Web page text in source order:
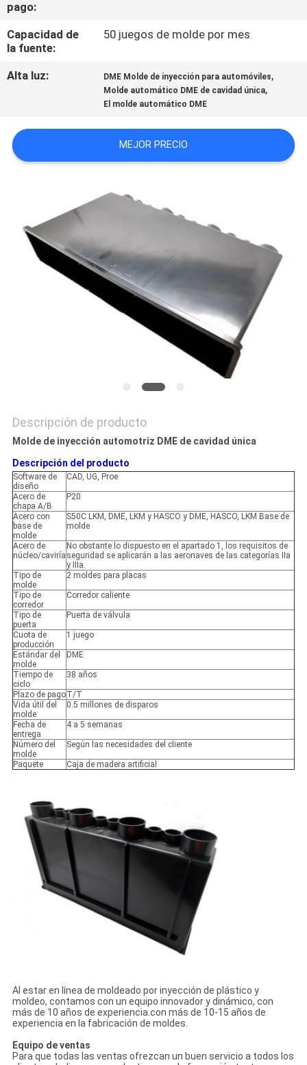
CONTACTO
CON
PIDA
NOTICIAS
pago:
Capacidad de
la fuente:
50 juegos de molde por mes
Alta luz: DME Molde de inyección para automóviles,
Molde automático DME de cavidad única,
El molde automático DME
MEJOR PRECIO
Descripción de producto
Molde de inyección automotriz DME de cavidad única
Descripción del producto
Software de
diseño
CAD, UG, Proe
Acero de
chapa A/B
P20
Acero con
base de
molde
S50C LKM, DME, LKM y HASCO y DME, HASCO, LKM Base de
molde
Acero de
núcleo/caviría
No obstante lo dispuesto en el apartado 1, los requisitos de
seguridad se aplicarán a las aeronaves de las categorías IIa
y IIIa.
Tipo de
molde
2 moldes para placas
Tipo de
corredor
Corredor caliente
Tipo de
puerta
Puerta de válvula
Cuota de
producción
1 juego
Estándar del
molde
DME
Tiempo de
ciclo
38 años
Plazo de pagoT/T
Vida útil del
molde
0.5 millones de disparos
Fecha de
entrega
4 a 5 semanas
Número del
molde
Según las necesidades del cliente
Paquete Caja de madera artificial
Al estar en línea de moldeado por inyección de plástico y
moldeo, contamos con un equipo innovador y dinámico, con
más de 10 años de experiencia.con más de 10-15 años de
experiencia en la fabricación de moldes.
Equipo de ventas
Para que todas las ventas ofrezcan un buen servicio a todos los